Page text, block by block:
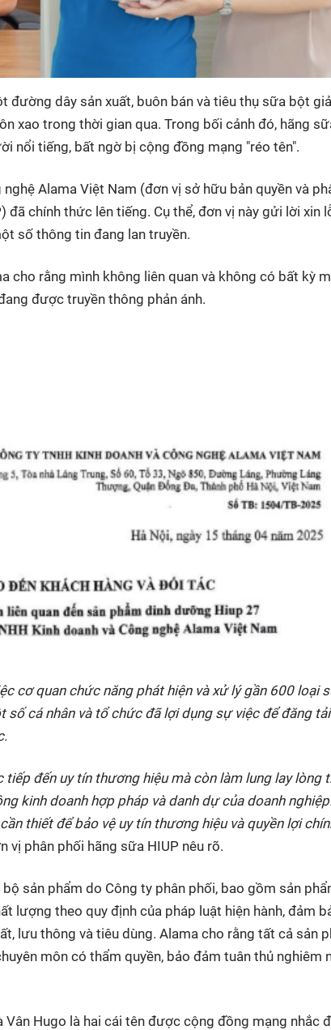
đường dây sản xuất, buôn bán và tiêu thụ sữa bột
xao trong thời gian qua. Trong bối cảnh đó, hãng
nổi tiếng, bất ngờ bị cộng đồng mạng "réo tên".
Alama Việt Nam (đơn vị sở hữu bản quyền và
chính thức lên tiếng. Cụ thể, đơn vị này gửi lời xin
số thông tin đang lan truyền.
cho rằng mình không liên quan và không có bất kỳ
được truyền thông phản ánh.
cơ quan chức năng phát hiện và xử lý gần 600 loại
cá nhân và tổ chức đã lợi dụng sự việc để đăng tải
đến uy tín thương hiệu mà còn làm lung lay lòng
kinh doanh hợp pháp và danh dự của doanh
thiết để bảo vệ uy tín thương hiệu và quyền lợi
vị phân phối hãng sữa HIUP nêu rõ.
sản phẩm do Công ty phân phối, bao gồm sản
lượng theo quy định của pháp luật hiện hành, đảm
lưu thông và tiêu dùng. Alama cho rằng tất cả sản
môn có thẩm quyền, bảo đảm tuân thủ nghiêm
Hugo là hai cái tên được cộng đồng mạng nhắc